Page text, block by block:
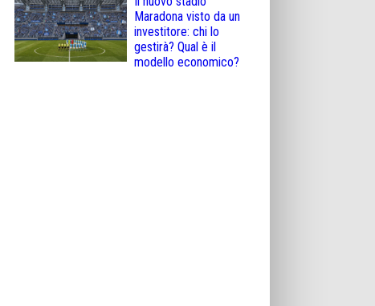
Maradona visto da un
investitore: chi lo
gestirà? Qual è il
modello economico?